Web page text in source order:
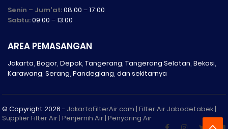
Senin – Jum'at:08:00 – 17:00
Sabtu:09:00 – 13:00
AREA PEMASANGAN
Jakarta, Bogor, Depok, Tangerang, Tangerang Selatan, Bekasi,
Karawang, Serang, Pandeglang, dan sekitarnya
© Copyright2026 - JakartaFilterAir.com | Filter Air Jabodetabek |
Supplier Filter Air | Penjernih Air | Penyaring Air